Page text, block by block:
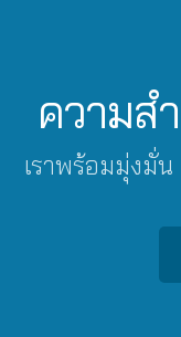
ความส
เราพร้อมมุ่งมั่